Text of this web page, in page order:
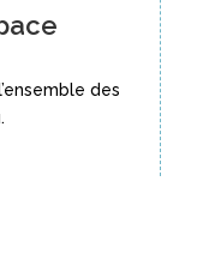
des